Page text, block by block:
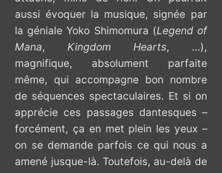
aussi évoquer la musique, signée par
la géniale Yoko Shimomura (Legend of
Mana, Kingdom Hearts, …),
magnifique, absolument parfaite
même, qui accompagne bon nombre
de séquences spectaculaires. Et si on
apprécie ces passages dantesques –
forcément, ça en met plein les yeux –
on se demande parfois ce qui nous a
amené jusque-là. Toutefois, au-delà de